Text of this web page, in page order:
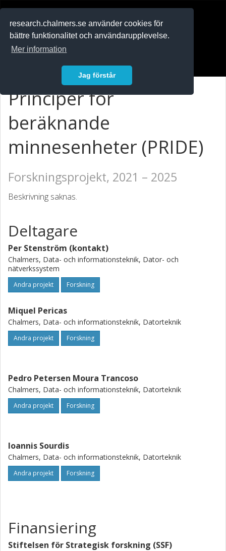
research.chalmers.se använder cookies för
bättre funktionalitet och användarupplevelse.
Mer information
Jag förstår
Principer för
beräknande
minnesenheter (PRIDE)
Forskningsprojekt, 2021 – 2025
Beskrivning saknas.
Deltagare
Per Stenström (kontakt)
Chalmers, Data- och informationsteknik, Dator- och
nätverkssystem
Andra projekt Forskning
Miquel Pericas
Chalmers, Data- och informationsteknik, Datorteknik
Andra projekt Forskning
Pedro Petersen Moura Trancoso
Chalmers, Data- och informationsteknik, Datorteknik
Andra projekt Forskning
Ioannis Sourdis
Chalmers, Data- och informationsteknik, Datorteknik
Andra projekt Forskning
Finansiering
Stiftelsen för Strategisk forskning (SSF)